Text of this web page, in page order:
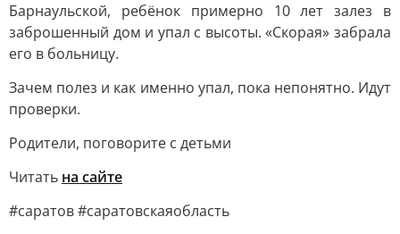
Барнаульской, ребёнок примерно 10 лет залез в
заброшенный дом и упал с высоты. «Скорая» забрала
его в больницу.
Зачем полез и как именно упал, пока непонятно. Идут
проверки.
Родители, поговорите с детьми
Читать на сайте
#саратов #саратовскаяобласть